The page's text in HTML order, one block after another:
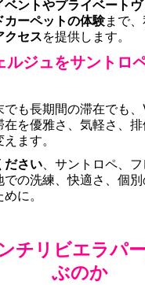
ベントやプライベートヴ
カーペットの体験まで
クセスを提供します。
ジュをサントロ
でも長期間の滞在でも
在を優雅さ、気軽さ、
ます。
ださい、サントロペ、
での洗練、快適さ、個
に。
チリビエラパ
ぶのか